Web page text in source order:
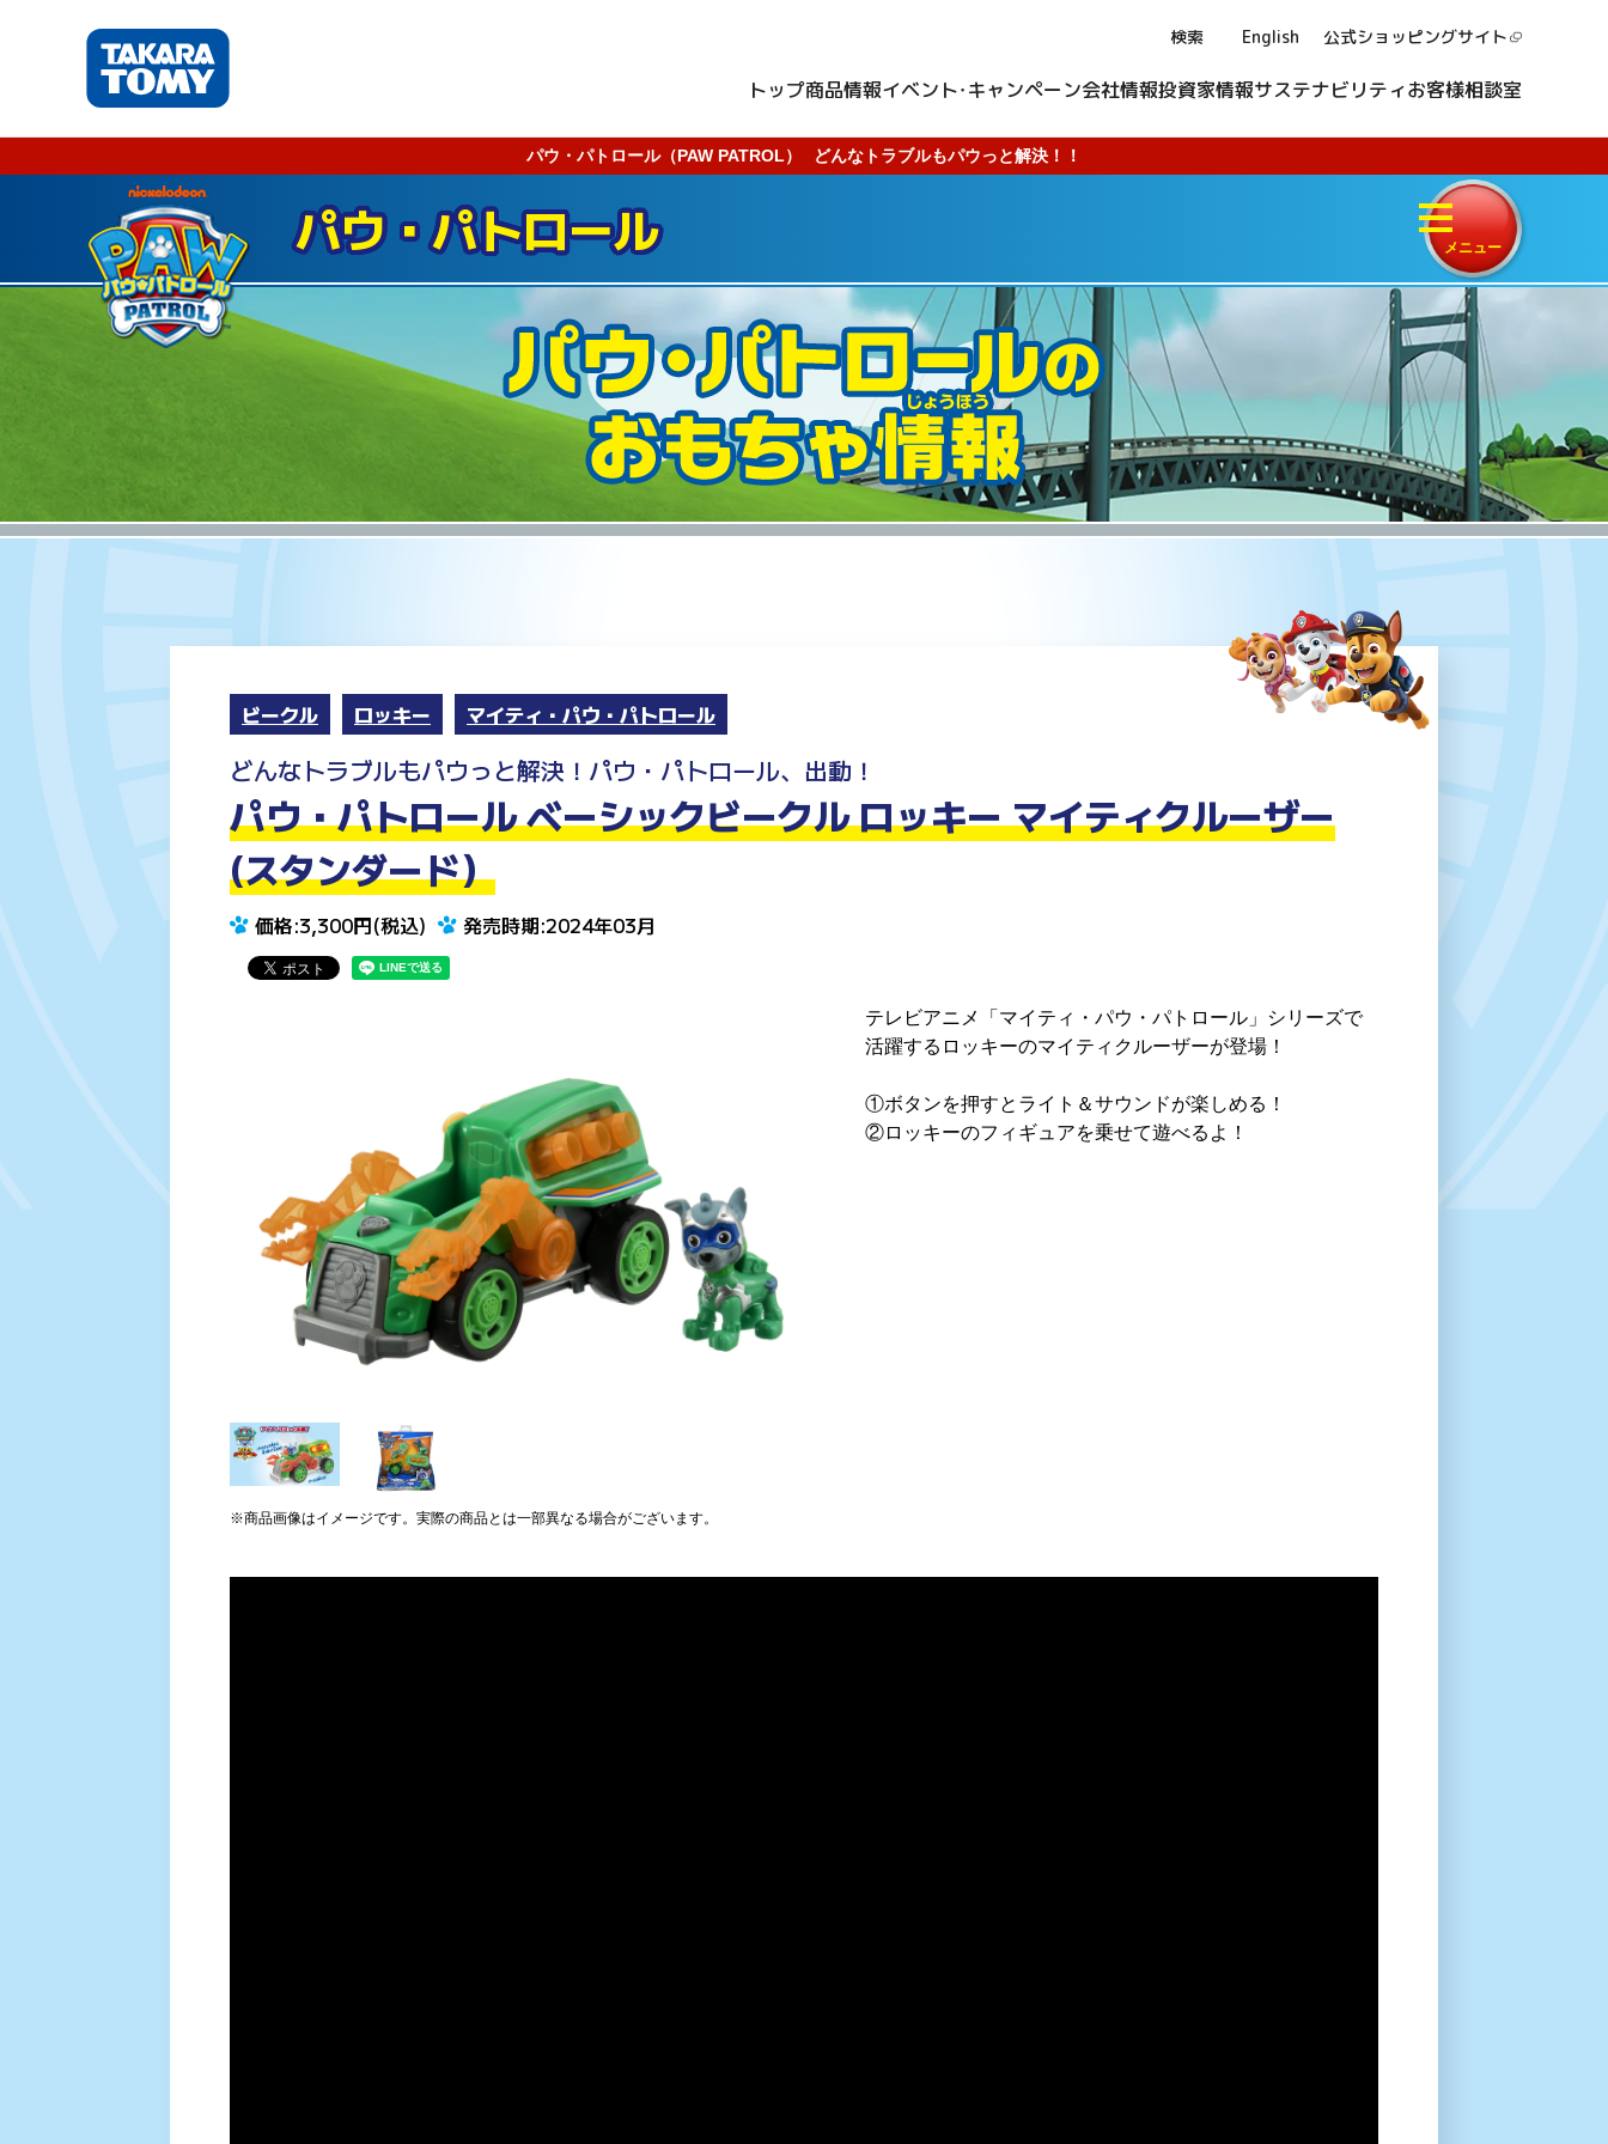
検索 English 公式ショッピングサイト
トップ商品情報イベント・キャンペーン会社情報投資家情報サステナビリティお客様相談室
パウ・パトロール（PAW PATROL） どんなトラブルもパウっと解決！！
パウ・パトロール
ビークル ロッキー マイティ・パウ・パトロール
どんなトラブルもパウっと解決！パウ・パトロール、出動！
パウ・パトロール ベーシックビークル ロッキー マイティクルーザー
(スタンダード）
価格:3,300円(税込) 発売時期:2024年03月
※商品画像はイメージです。実際の商品とは一部異なる場合がございます。
テレビアニメ「マイティ・パウ・パトロール」シリーズで
活躍するロッキーのマイティクルーザーが登場！
①ボタンを押すとライト＆サウンドが楽しめる！
②ロッキーのフィギュアを乗せて遊べるよ！